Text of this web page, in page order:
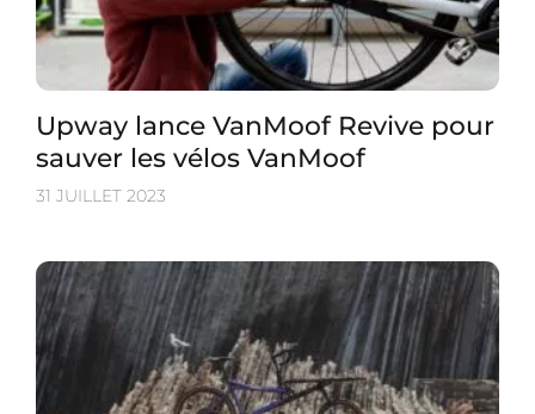
Upway lance VanMoof Revive pour
sauver les vélos VanMoof
31 JUILLET 2023